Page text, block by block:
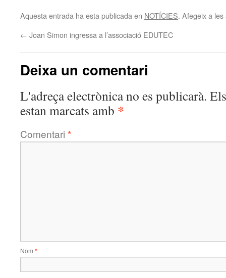
Aquesta entrada ha esta publicada en NOTÍCIES. Afegeix a
← Joan Simon ingressa a l’associació EDUTEC
Deixa un comentari
L'adreça electrònica no es publicarà.
estan marcats amb *
Comentari *
Nom *